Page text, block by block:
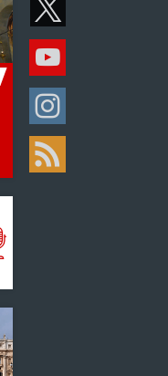
Twitter
Youtube
Instagram
Rss